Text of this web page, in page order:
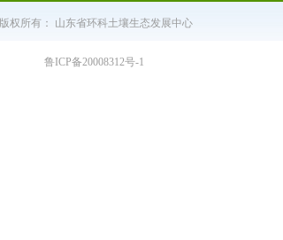
版权所有： 山东省环科土壤生态发展中心
鲁ICP备20008312号-1